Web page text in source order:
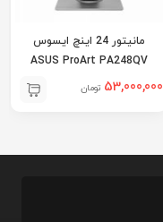
مانیتور 24 اینچ ایسوس
ASUS ProArt PA248QV
53,000,000 تومان